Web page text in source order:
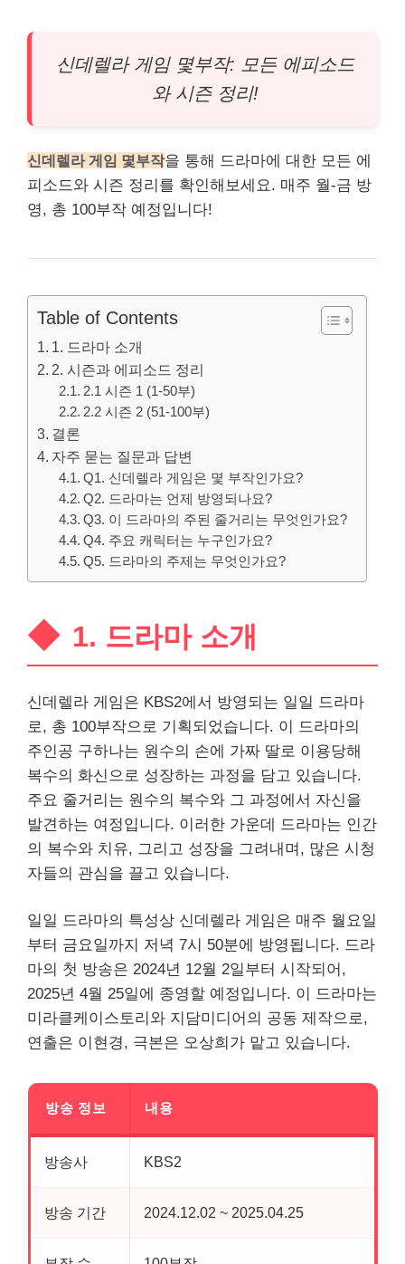
신데렐라 게임 몇부작: 모든 에피소드
와 시즌 정리!
신데렐라 게임 몇부작을 통해 드라마에 대한 모든 에
피소드와 시즌 정리를 확인해보세요. 매주 월-금 방
영, 총 100부작 예정입니다!
Table of Contents
1. 드라마 소개
2. 시즌과 에피소드 정리
2.1 시즌 1 (1-50부)
2.2 시즌 2 (51-100부)
결론
자주 묻는 질문과 답변
Q1. 신데렐라 게임은 몇 부작인가요?
Q2. 드라마는 언제 방영되나요?
Q3. 이 드라마의 주된 줄거리는 무엇인가요?
Q4. 주요 캐릭터는 누구인가요?
Q5. 드라마의 주제는 무엇인가요?
1. 드라마 소개
신데렐라 게임은 KBS2에서 방영되는 일일 드라마
로, 총 100부작으로 기획되었습니다. 이 드라마의
주인공 구하나는 원수의 손에 가짜 딸로 이용당해
복수의 화신으로 성장하는 과정을 담고 있습니다.
주요 줄거리는 원수의 복수와 그 과정에서 자신을
발견하는 여정입니다. 이러한 가운데 드라마는 인간
의 복수와 치유, 그리고 성장을 그려내며, 많은 시청
자들의 관심을 끌고 있습니다.
일일 드라마의 특성상 신데렐라 게임은 매주 월요일
부터 금요일까지 저녁 7시 50분에 방영됩니다. 드라
마의 첫 방송은 2024년 12월 2일부터 시작되어,
2025년 4월 25일에 종영할 예정입니다. 이 드라마는
미라클케이스토리와 지담미디어의 공동 제작으로,
연출은 이현경, 극본은 오상희가 맡고 있습니다.
방송 정보 내용
방송사 KBS2
방송 기간 2024.12.02 ~ 2025.04.25